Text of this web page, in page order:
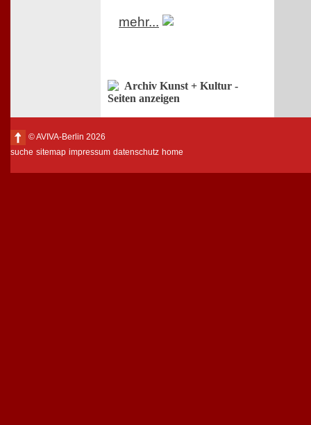
mehr...
Archiv Kunst + Kultur -
Seiten anzeigen
© AVIVA-Berlin 2026
suche sitemap impressum datenschutz home